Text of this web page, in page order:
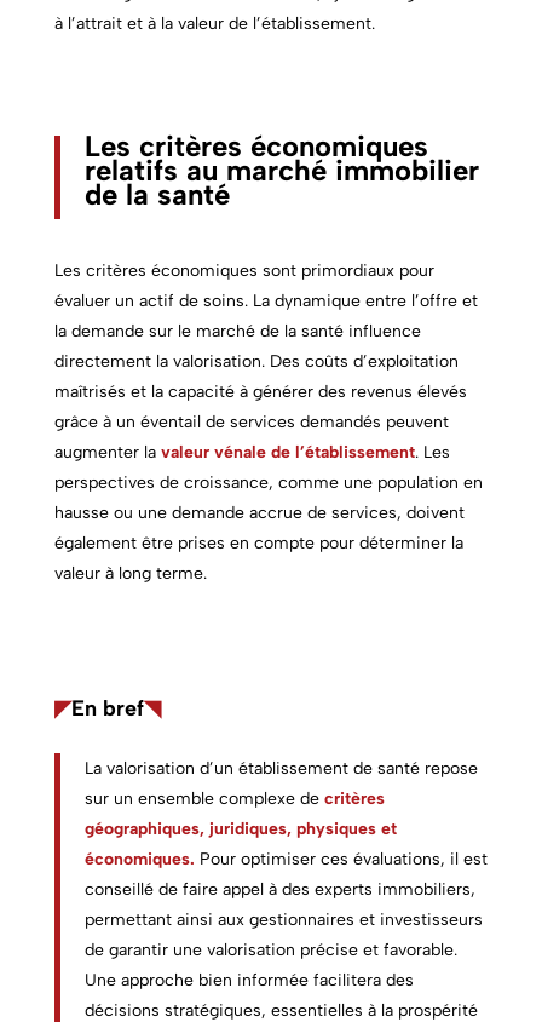
à l’attrait et à la valeur de l’établissement.
Les critères économiques
relatifs au marché immobilier
de la santé
Les critères économiques sont primordiaux pour
évaluer un actif de soins. La dynamique entre l’offre et
la demande sur le marché de la santé influence
directement la valorisation. Des coûts d’exploitation
maîtrisés et la capacité à générer des revenus élevés
grâce à un éventail de services demandés peuvent
augmenter la valeur vénale de l’établissement. Les
perspectives de croissance, comme une population en
hausse ou une demande accrue de services, doivent
également être prises en compte pour déterminer la
valeur à long terme.
◤En bref◥
La valorisation d’un établissement de santé repose
sur un ensemble complexe de critères
géographiques, juridiques, physiques et
économiques. Pour optimiser ces évaluations, il est
conseillé de faire appel à des experts immobiliers,
permettant ainsi aux gestionnaires et investisseurs
de garantir une valorisation précise et favorable.
Une approche bien informée facilitera des
décisions stratégiques, essentielles à la prospérité